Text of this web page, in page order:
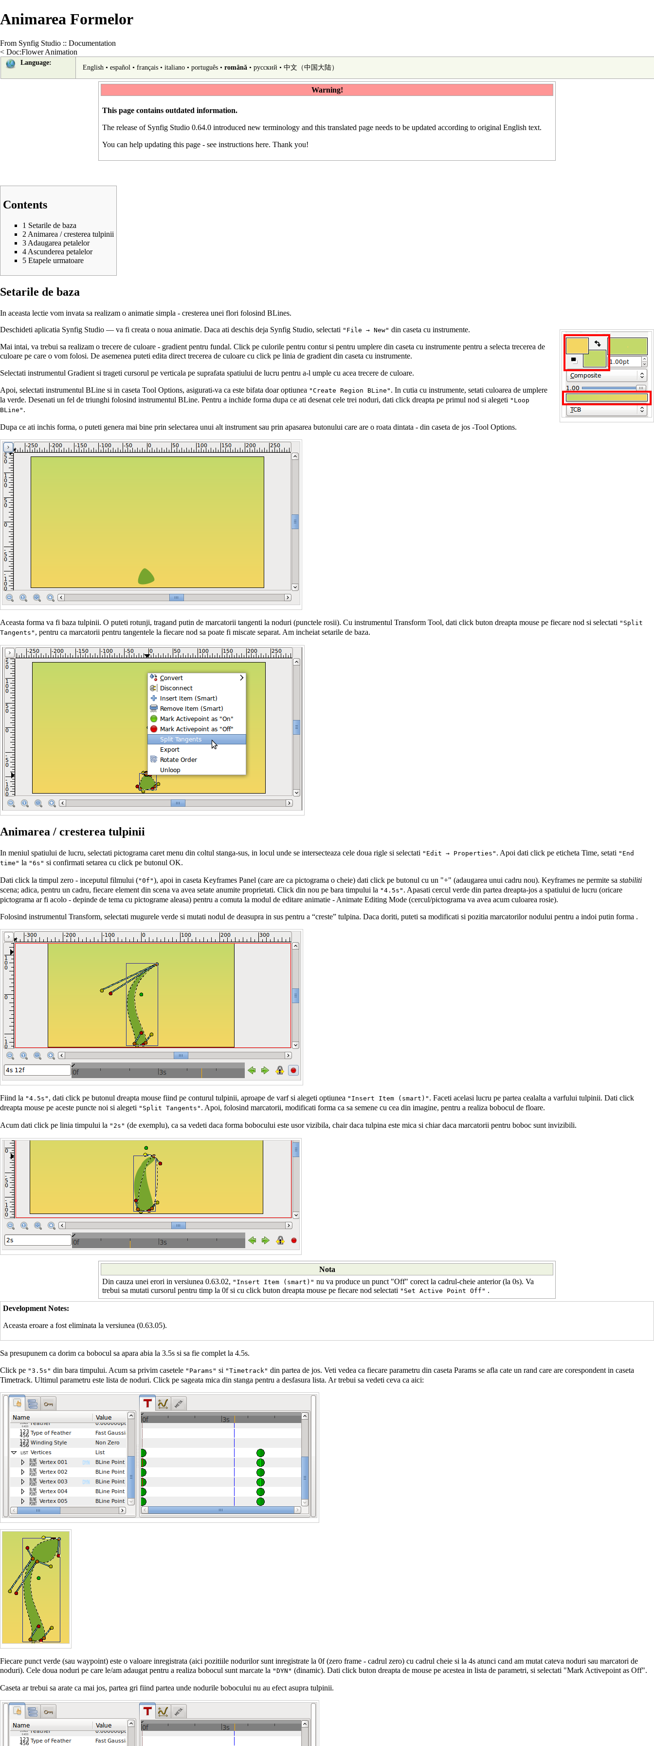
Animarea Formelor
From Synfig Studio :: Documentation
< Doc:Flower Animation
Language:
English• español• français• italiano• português• română• русский • 中文（中国大陆）‎
Warning!
This page contains outdated information.
The release of Synfig Studio 0.64.0 introduced new terminology and this translated page needs to be updated according to original English text.
You can help updating this page - see instructions here. Thank you!
Contents
1 Setarile de baza
2 Animarea / cresterea tulpinii
3 Adaugarea petalelor
4 Ascunderea petalelor
5 Etapele urmatoare
Setarile de baza
In aceasta lectie vom invata sa realizam o animatie simpla - cresterea unei flori folosind BLines.
Deschideti aplicatia Synfig Studio — va fi creata o noua animatie. Daca ati deschis deja Synfig Studio, selectati "File → New" din caseta cu instrumente.
Mai intai, va trebui sa realizam o trecere de culoare - gradient pentru fundal. Click pe culorile pentru contur si pentru umplere din caseta cu instrumente pentru a selecta trecerea de
culoare pe care o vom folosi. De asemenea puteti edita direct trecerea de culoare cu click pe linia de gradient din caseta cu instrumente.
Selectati instrumentul Gradient si trageti cursorul pe verticala pe suprafata spatiului de lucru pentru a-l umple cu acea trecere de culoare.
Apoi, selectati instrumentul BLine si in caseta Tool Options, asigurati-va ca este bifata doar optiunea "Create Region BLine" . In cutia cu instrumente, setati culoarea de umplere
la verde. Desenati un fel de triunghi folosind instrumentul BLine. Pentru a inchide forma dupa ce ati desenat cele trei noduri, dati click dreapta pe primul nod si alegeti "Loop
BLine" .
Dupa ce ati inchis forma, o puteti genera mai bine prin selectarea unui alt instrument sau prin apasarea butonului care are o roata dintata - din caseta de jos -Tool Options.
Aceasta forma va fi baza tulpinii. O puteti rotunji, tragand putin de marcatorii tangenti la noduri (punctele rosii). Cu instrumentul Transform Tool, dati click buton dreapta mouse pe fiecare nod si selectati "Split
Tangents" , pentru ca marcatorii pentru tangentele la fiecare nod sa poate fi miscate separat. Am incheiat setarile de baza.
Animarea / cresterea tulpinii
In meniul spatiului de lucru, selectati pictograma caret menu din coltul stanga-sus, in locul unde se intersecteaza cele doua rigle si selectati "Edit → Properties" . Apoi dati click pe eticheta Time, setati "End
time" la "6s" si confirmati setarea cu click pe butonul OK.
Dati click la timpul zero - inceputul filmului ("0f"), apoi in caseta Keyframes Panel (care are ca pictograma o cheie) dati click pe butonul cu un "+" (adaugarea unui cadru nou). Keyframes ne permite sa stabiliti
scena; adica, pentru un cadru, fiecare element din scena va avea setate anumite proprietati. Click din nou pe bara timpului la "4.5s" . Apasati cercul verde din partea dreapta-jos a spatiului de lucru (oricare
pictograma ar fi acolo - depinde de tema cu pictograme aleasa) pentru a comuta la modul de editare animatie - Animate Editing Mode (cercul/pictograma va avea acum culoarea rosie).
Folosind instrumentul Transform, selectati mugurele verde si mutati nodul de deasupra in sus pentru a “creste” tulpina. Daca doriti, puteti sa modificati si pozitia marcatorilor nodului pentru a indoi putin forma .
Fiind la "4.5s" , dati click pe butonul dreapta mouse fiind pe conturul tulpinii, aproape de varf si alegeti optiunea "Insert Item (smart)" . Faceti acelasi lucru pe partea cealalta a varfului tulpinii. Dati click
dreapta mouse pe aceste puncte noi si alegeti "Split Tangents" . Apoi, folosind marcatorii, modificati forma ca sa semene cu cea din imagine, pentru a realiza bobocul de floare.
Acum dati click pe linia timpului la "2s" (de exemplu), ca sa vedeti daca forma bobocului este usor vizibila, chair daca tulpina este mica si chiar daca marcatorii pentru boboc sunt invizibili.
Nota
Din cauza unei erori in versiunea 0.63.02, "Insert Item (smart)" nu va produce un punct "Off" corect la cadrul-cheie anterior (la 0s). Va
trebui sa mutati cursorul pentru timp la 0f si cu click buton dreapta mouse pe fiecare nod selectati "Set Active Point Off" .
Development Notes:
Aceasta eroare a fost eliminata la versiunea (0.63.05).
Sa presupunem ca dorim ca bobocul sa apara abia la 3.5s si sa fie complet la 4.5s.
Click pe "3.5s" din bara timpului. Acum sa privim casetele "Params" si "Timetrack" din partea de jos. Veti vedea ca fiecare parametru din caseta Params se afla cate un rand care are corespondent in caseta
Timetrack. Ultimul parametru este lista de noduri. Click pe sageata mica din stanga pentru a desfasura lista. Ar trebui sa vedeti ceva ca aici:
Fiecare punct verde (sau waypoint) este o valoare inregistrata (aici pozitiile nodurilor sunt inregistrate la 0f (zero frame - cadrul zero) cu cadrul cheie si la 4s atunci cand am mutat cateva noduri sau marcatori de
noduri). Cele doua noduri pe care le/am adaugat pentru a realiza bobocul sunt marcate la "DYN" (dinamic). Dati click buton dreapta de mouse pe acestea in lista de parametri, si selectati "Mark Activepoint as Off".
Caseta ar trebui sa arate ca mai jos, partea gri fiind partea unde nodurile bobocului nu au efect asupra tulpinii.